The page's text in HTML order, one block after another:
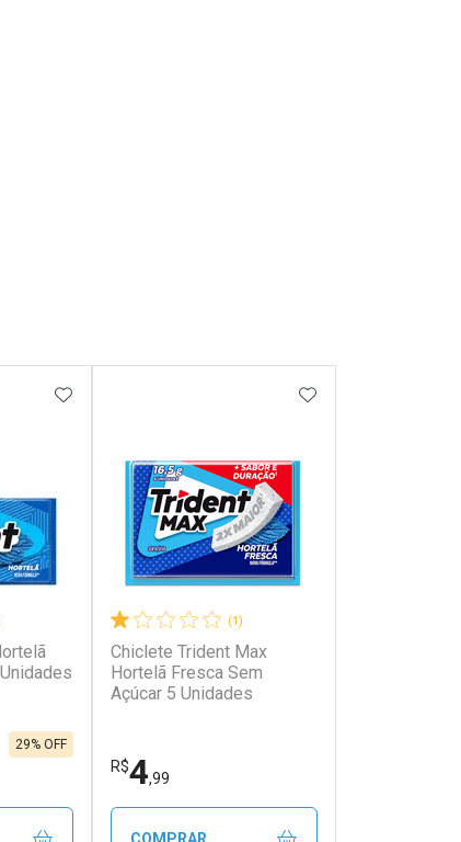
29% OFF
ADICIONAR AOS FAVORITOS
(1)
Chiclete Trident Max
Hortelã Fresca Sem
Açúcar 5 Unidades
R$4,99
ADICIONAR AOS
COMPRAR